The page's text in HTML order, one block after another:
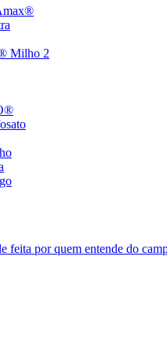
Milho 2
feita por quem entende do